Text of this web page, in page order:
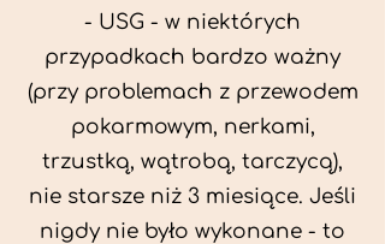
- USG - w niektórych
przypadkach bardzo ważny
(przy problemach z przewodem
pokarmowym, nerkami,
trzustką, wątrobą, tarczycą),
nie starsze niż 3 miesiące. Jeśli
nigdy nie było wykonane - to